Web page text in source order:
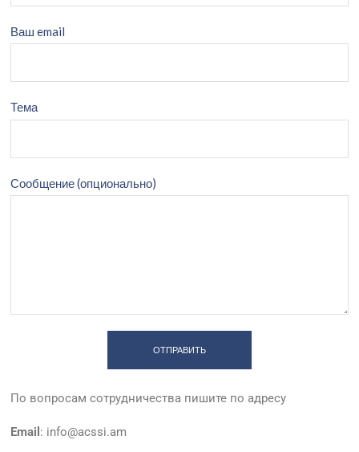
Ваш email
Тема
Сообщение (опционально)
По вопросам сотрудничества пишите по адресу
Email : info@acssi.am